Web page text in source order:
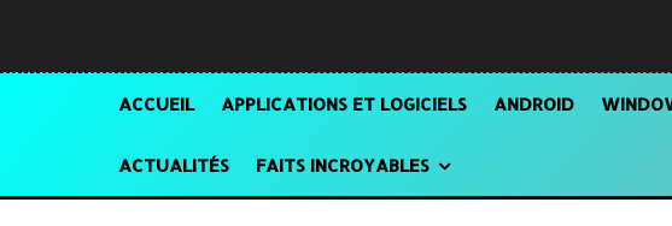
ACCUEIL APPLICATIONS ET LOGICIELS ANDROID
ACTUALITÉS FAITS INCROYABLES